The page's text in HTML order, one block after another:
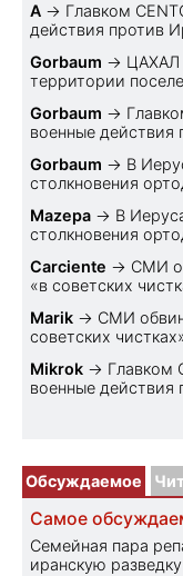
A → Главком
действия против
Gorbaum → ЦАХАЛ
территории
Gorbaum →
военные действия
Gorbaum → В
столкновения
Mazepa → В
столкновения
Carciente → СМИ
«в советских
Marik → СМИ
советских
Mikrok → Главком
военные действия
Обсуждаемое
Самое
Семейная пара
иранскую разведку